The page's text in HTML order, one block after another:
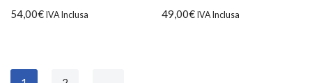
54,00€ IVA Inclusa 49,00€ IVA Inclusa